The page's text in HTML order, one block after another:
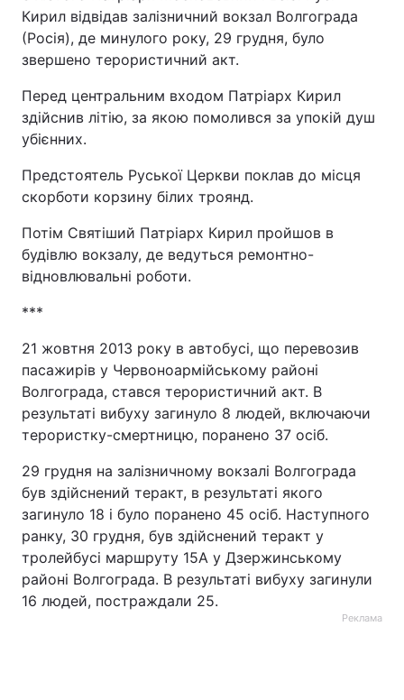
Кирил відвідав залізничний вокзал Волгограда
(Росія), де минулого року, 29 грудня, було
звершено терористичний акт.
Перед центральним входом Патріарх Кирил
здійснив літію, за якою помолився за упокій душ
убієнних.
Предстоятель Руської Церкви поклав до місця
скорботи корзину білих троянд.
Потім Святіший Патріарх Кирил пройшов в
будівлю вокзалу, де ведуться ремонтно-
відновлювальні роботи.
***
21 жовтня 2013 року в автобусі, що перевозив
пасажирів у Червоноармійському районі
Волгограда, стався терористичний акт. В
результаті вибуху загинуло 8 людей, включаючи
терористку-смертницю, поранено 37 осіб.
29 грудня на залізничному вокзалі Волгограда
був здійснений теракт, в результаті якого
загинуло 18 і було поранено 45 осіб. Наступного
ранку, 30 грудня, був здійснений теракт у
тролейбусі маршруту 15А у Дзержинському
районі Волгограда. В результаті вибуху загинули
16 людей, постраждали 25.
Реклама